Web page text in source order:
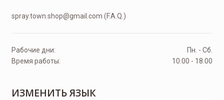
spray.town.shop@gmail.com (F.A.Q.)
Рабочие дни:
Пн. - Сб.
Время работы:
10.00 - 18.00
ИЗМЕНИТЬ ЯЗЫК